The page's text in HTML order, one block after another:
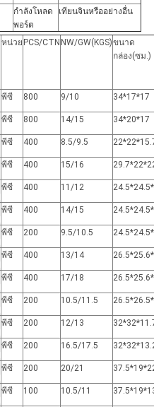
กำลังโหลด
พอร์ต
เทียนจินหรืออย่างอื่น
หน่วย PCS/CTN NW/GW(KGS)ขนาด
กล่อง(ซม.)
พีซี 800 9/10 34*17*17
พีซี 800 14/15 34*20*17
พีซี 400 8.5/9.5
พีซี 400 15/16
พีซี 400 11/12
พีซี 400 14/15
พีซี 200 9.5/10.5
พีซี 400 13/14
พีซี 400 17/18
พีซี 200 10.5/11.5
พีซี 200 12/13
พีซี 200 16.5/17.5
พีซี 200 20/21
พีซี 100 10.5/11